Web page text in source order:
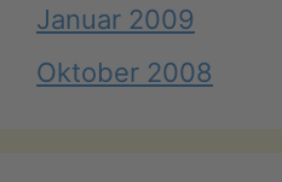
Januar 2009
Oktober 2008